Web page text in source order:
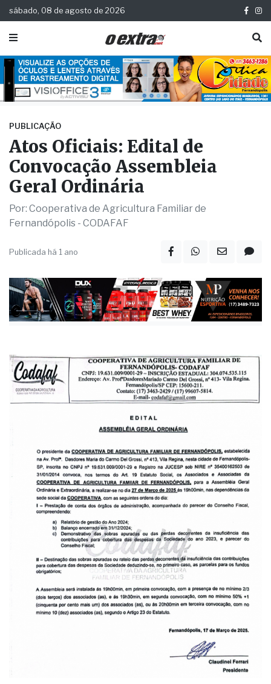
sábado, 08 de agosto de 2026
PUBLICAÇÃO
Atos Oficiais: Edital de
Convocação Assembleia
Geral Ordinária
Por: Cooperativa de Agricultura Familiar de
Fernandópolis - CODAFAF
Publicada há 1 ano